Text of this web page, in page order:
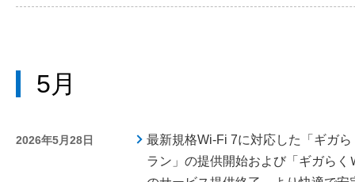
5月
2026年5月28日
最新規格Wi-Fi 7に対応した「ギガ
ラン」の提供開始および「ギガら